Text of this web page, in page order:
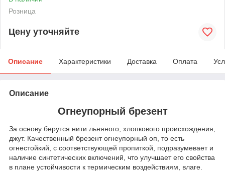
Розница
Цену уточняйте
Описание Характеристики Доставка Оплата
Описание
Огнеупорный брезент
За основу берутся нити льняного, хлопкового происхождения,
джут. Качественный брезент огнеупорный оп, то есть
огнестойкий, с соответствующей пропиткой, подразумевает и
наличие синтетических включений, что улучшает его свойства
в плане устойчивости к термическим воздействиям, влаге.